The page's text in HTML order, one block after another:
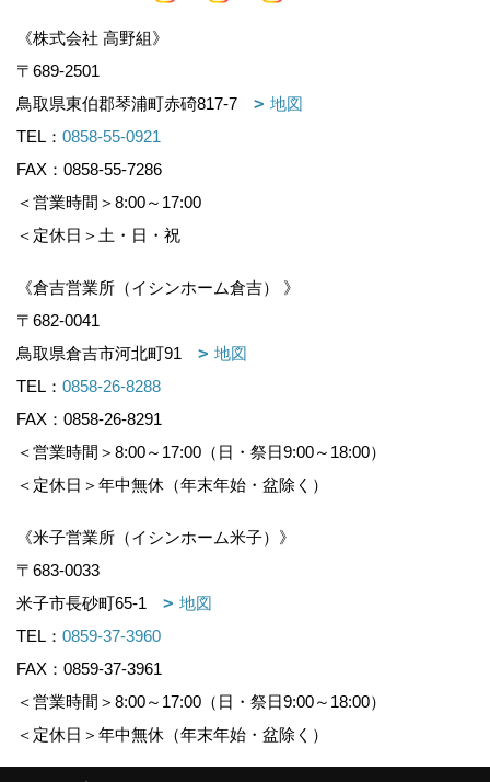
《株式会社 高野組》
〒689-2501
鳥取県東伯郡琴浦町赤碕817-7
地図
TEL： 0858-55-0921
FAX：0858-55-7286
＜営業時間＞8:00～17:00
＜定休日＞土・日・祝
《倉吉営業所（イシンホーム倉吉） 》
〒682-0041
鳥取県倉吉市河北町91
地図
TEL： 0858-26-8288
FAX：0858-26-8291
＜営業時間＞8:00～17:00（日・祭日9:00～18:00）
＜定休日＞年中無休（年末年始・盆除く）
《米子営業所（イシンホーム米子）》
〒683-0033
米子市長砂町65-1
地図
TEL： 0859-37-3960
FAX：0859-37-3961
＜営業時間＞8:00～17:00（日・祭日9:00～18:00）
＜定休日＞年中無休（年末年始・盆除く）